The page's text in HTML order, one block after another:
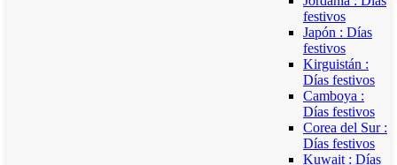
festivos
Japón : Días
festivos
Kirguistán :
Días festivos
Camboya :
Días festivos
Corea del Sur :
Días festivos
Kuwait : Días